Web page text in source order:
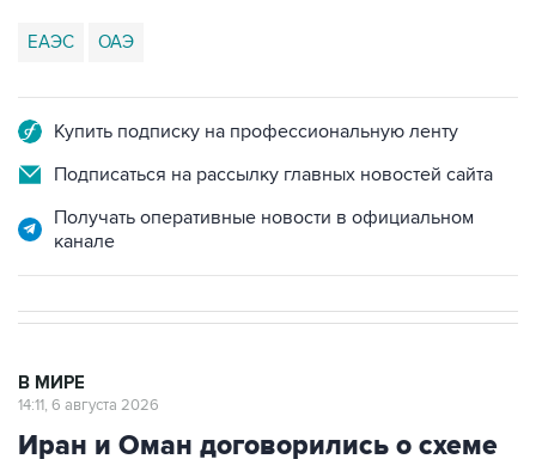
ЕАЭС ОАЭ
Купить подписку на профессиональную ленту
Подписаться на рассылку главных новостей сайта
Получать оперативные новости в официальном
канале
В МИРЕ
14:11, 6 августа 2026
Иран и Оман договорились о схеме